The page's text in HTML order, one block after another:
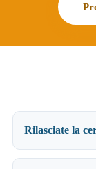
Rilasciate la